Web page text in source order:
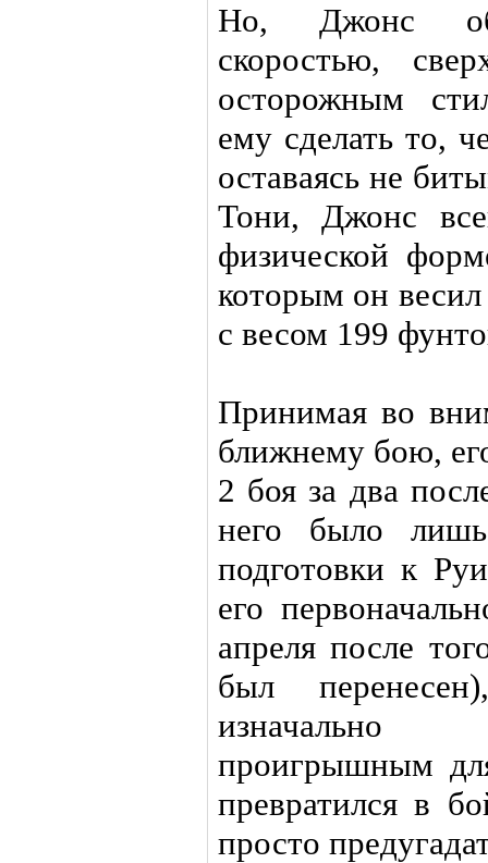
Но, Джонс
скоростью,
осторожным
ему сделать то,
оставаясь не
Тони, Джонс
физической
которым он
с весом 199
Принимая во
ближнему бою,
2 боя за два
него было
подготовки к
его
апреля после
был
изначально
проигрышным
превратился в
просто